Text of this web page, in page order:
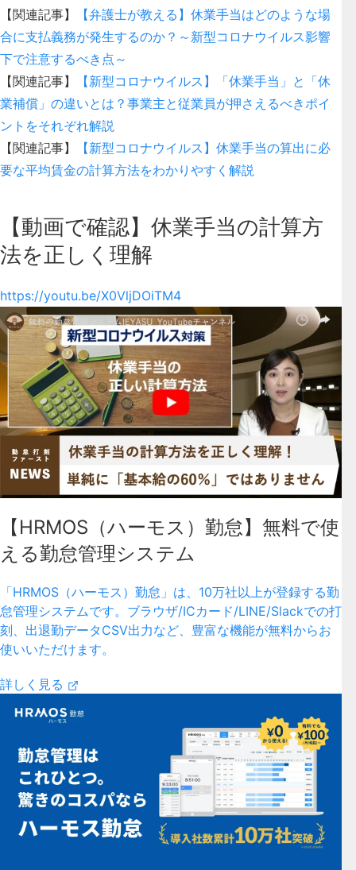
【関連記事】
【弁護士が教える】休業手当はどのような場
合に支払義務が発生するのか？～新型コロナウイルス影響
下で注意するべき点～
【関連記事】
【新型コロナウイルス】「休業手当」と「休
業補償」の違いとは？事業主と従業員が押さえるべきポイ
ントをそれぞれ解説
【関連記事】
【新型コロナウイルス】休業手当の算出に必
要な平均賃金の計算方法をわかりやすく解説
【動画で確認】休業手当の計算方
法を正しく理解
https://youtu.be/X0VljDOiTM4
【HRMOS（ハーモス）勤怠】無料で使
える勤怠管理システム
「HRMOS（ハーモス）勤怠」は、10万社以上が登録する勤
怠管理システムです。ブラウザ/ICカード/LINE/Slackでの打
刻、出退勤データCSV出力など、豊富な機能が無料からお
使いいただけます。
詳しく見る